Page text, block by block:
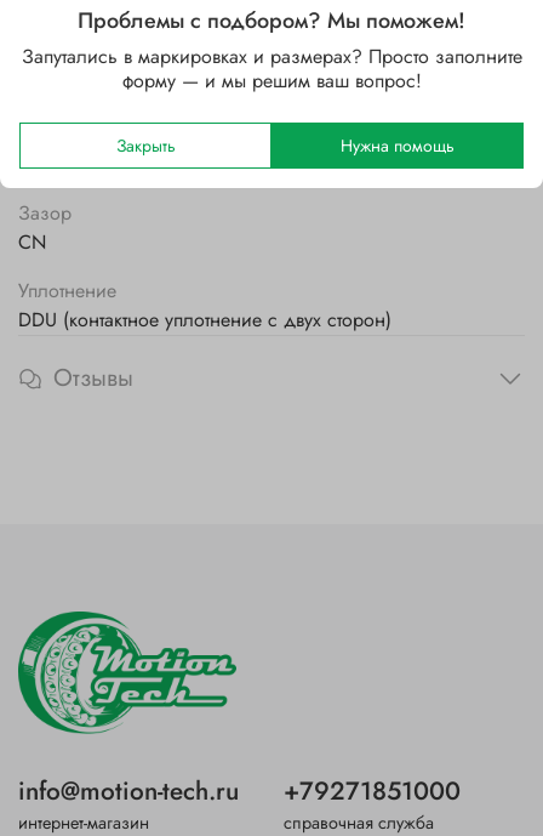
Ширина B, мм
Стальной
Зазор
CN
Уплотнение
DDU (контактное уплотнение с двух сторон)
Отзывы
info@motion-tech.ru
интернет-магазин
+79271851000
справочная служба
Проблемы с подбором? Мы поможем!
Запутались в маркировках и размерах? Просто заполните
форму — и мы решим ваш вопрос!
Закрыть Нужна помощь